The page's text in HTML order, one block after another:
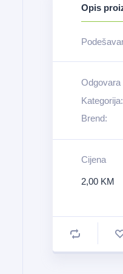
Opis
Odgovara
Kategorija:
Brend:
Cijena
2,00 KM